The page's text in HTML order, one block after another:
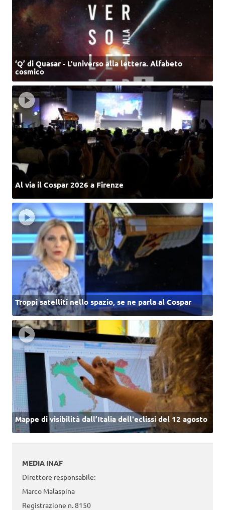
‘Q’ di Quasar - L'universo alla lettera. Alfabeto
cosmico
Al via il Cospar 2026 a Firenze
Troppi satelliti nello spazio, se ne parla al Cospar
Mappe di visibilità dall’Italia dell'eclissi del 12 agosto
MEDIA INAF
Direttore responsabile:
Marco Malaspina
Registrazione n. 8150